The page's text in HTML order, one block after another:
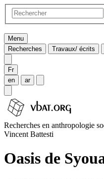
Menu
Recherches
Travaux/ écrits
Fr
en
ar
Recherches en anthropologie
Vincent Battesti
Oasis de